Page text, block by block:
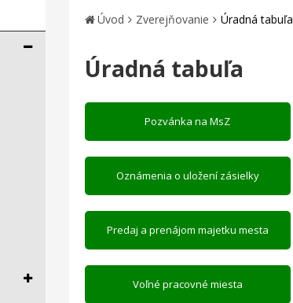
Úvod Zverejňovanie Úradná tabuľa
Úradná tabuľa
Pozvánka na MsZ
Oznámenia o uložení zásielky
Predaj a prenájom majetku mesta
Voľné pracovné miesta